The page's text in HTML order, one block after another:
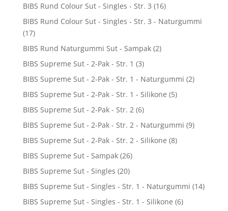
BIBS Rund Colour Sut - Singles - Str. 3 (16)
BIBS Rund Colour Sut - Singles - Str. 3 - Naturgummi
(17)
BIBS Rund Naturgummi Sut - Sampak (2)
BIBS Supreme Sut - 2-Pak - Str. 1 (3)
BIBS Supreme Sut - 2-Pak - Str. 1 - Naturgummi (2)
BIBS Supreme Sut - 2-Pak - Str. 1 - Silikone (5)
BIBS Supreme Sut - 2-Pak - Str. 2 (6)
BIBS Supreme Sut - 2-Pak - Str. 2 - Naturgummi (9)
BIBS Supreme Sut - 2-Pak - Str. 2 - Silikone (8)
BIBS Supreme Sut - Sampak (26)
BIBS Supreme Sut - Singles (20)
BIBS Supreme Sut - Singles - Str. 1 - Naturgummi (14)
BIBS Supreme Sut - Singles - Str. 1 - Silikone (6)